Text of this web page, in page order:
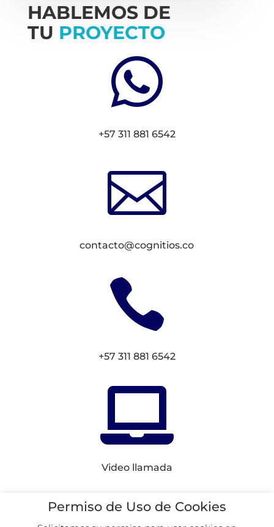
HABLEMOS DE
TU PROYECTO

+57 311 881 6542

contacto@cognitios.co

+57 311 881 6542

Video llamada
Conectemos enRedes
Permiso de Uso de Cookies